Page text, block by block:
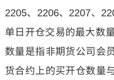
2205、2206、2207、
单日开仓交易的最大数
数量是指非期货公司会
货合约上的买开仓数量